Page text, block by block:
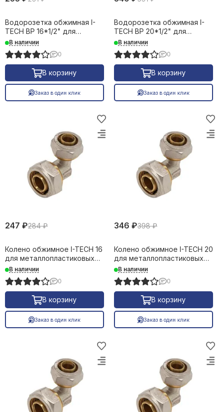
Емкости, баки
Водорозетка обжимная I-
TECH ВР 16*1/2" для
металлопластиковых труб
17671
В наличии
0
В корзину
Заказ в один клик
Водорозетка обжимная I-
TECH ВР 20*1/2" для
металлопластиковых труб
17672
В наличии
0
В корзину
Заказ в один клик
247 ₽284 ₽
Колено обжимное I-TECH 16
для металлопластиковых
труб 16637
В наличии
0
В корзину
Заказ в один клик
346 ₽398 ₽
Колено обжимное I-TECH 20
для металлопластиковых
труб 16638
В наличии
0
В корзину
Заказ в один клик